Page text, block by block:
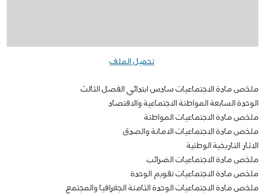
تحميل الملف
ملخص مادة الاجتماعيات سادس ابتدائي الفصل الثالث
الوحدة السابعة المواطنة الاجتماعية والاقتصاد
ملخص مادة الاجتماعيات المواطنة
ملخص مادة الاجتماعيات الامانة والصدق
الاثار التاريخية الوطنية
ملخص مادة الاجتماعيات الضرائب
ملخص مادة الاجتماعيات تقويم الوحدة
ملخص مادة الاجتماعيات الوحدة الثامنة الجغرافيا والمجتمع